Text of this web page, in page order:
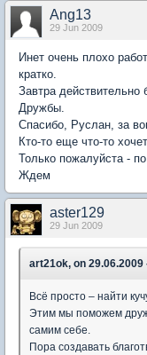
Ang13
29 Jun 2009
Инет очень плохо
кратко.
Завтра
Дружбы.
Спасибо, Руслан, за
Кто-то еще что-то
Только пожалуйста -
Ждем
aster129
29 Jun 2009
art21ok, on 29.06.2009
Всё просто – найти
Этим мы поможем
самим себе.
Пора создавать